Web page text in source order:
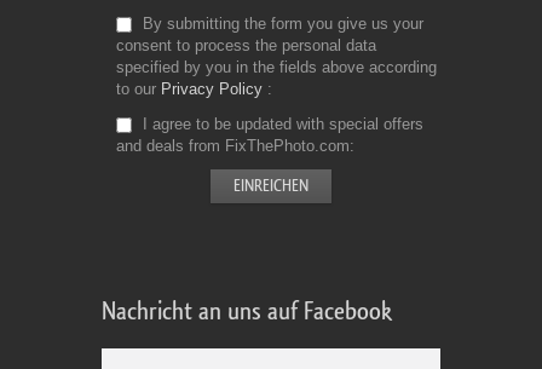
By submitting the form you give us your
consent to process the personal data
specified by you in the fields above according
to our Privacy Policy
I agree to be updated with special offers
and deals from FixThePhoto.com
Nachricht an uns auf Facebook